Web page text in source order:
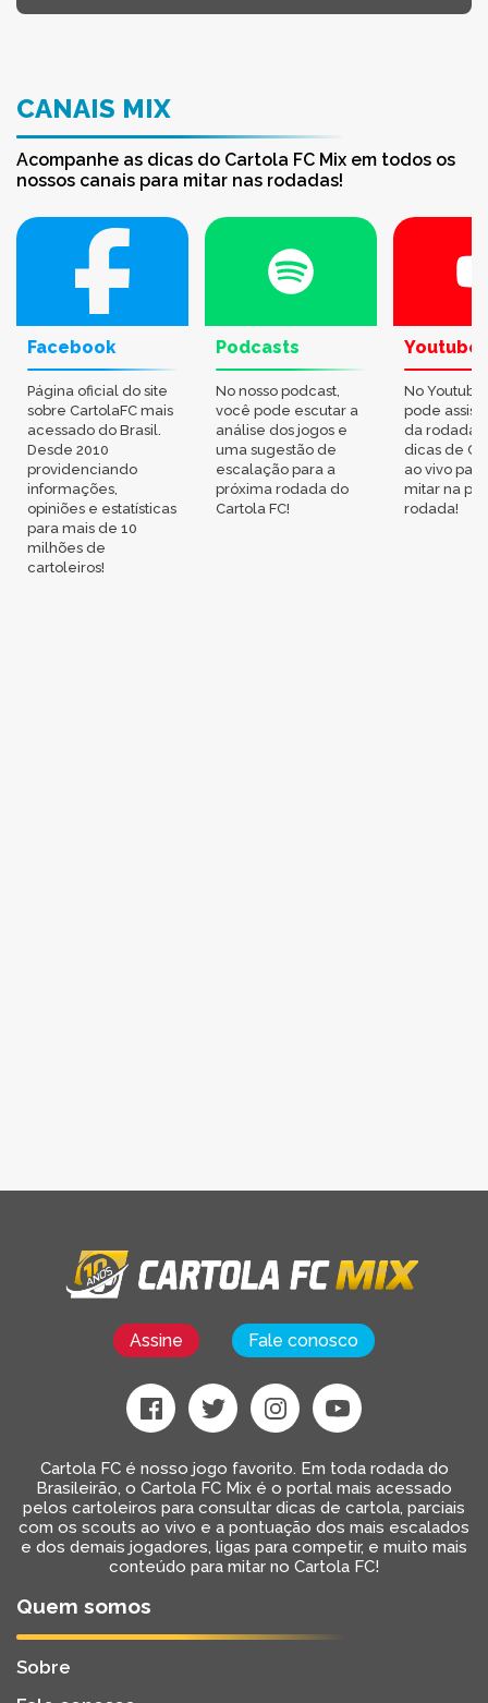
CANAIS MIX
Acompanhe as dicas do Cartola FC Mix em todos os
nossos canais para mitar nas rodadas!
Facebook
Página oficial do site
sobre CartolaFC mais
acessado do Brasil.
Desde 2010
providenciando
informações,
opiniões e estatísticas
para mais de 10
milhões de
cartoleiros!
Podcasts
No nosso podcast,
você pode escutar a
análise dos jogos e
uma sugestão de
escalação para a
próxima rodada do
Cartola FC!
Youtube
No
pode
da rodada,
dicas de
ao vivo
mitar na
rodada!
Assine Fale conosco
Cartola FC é nosso jogo favorito. Em toda rodada do
Brasileirão, o Cartola FC Mix é o portal mais acessado
pelos cartoleiros para consultar dicas de cartola, parciais
com os scouts ao vivo e a pontuação dos mais escalados
e dos demais jogadores, ligas para competir, e muito mais
conteúdo para mitar no Cartola FC!
Quem somos
Sobre